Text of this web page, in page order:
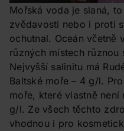
Mořská voda je slaná,
zvědavosti nebo i proti
ochutnal. Oceán včetně
různých místech různou
Nejvyšší salinitu má
Baltské moře – 4 g/l.
moře, které vlastně
g/l. Ze všech těchto
vhodnou i pro